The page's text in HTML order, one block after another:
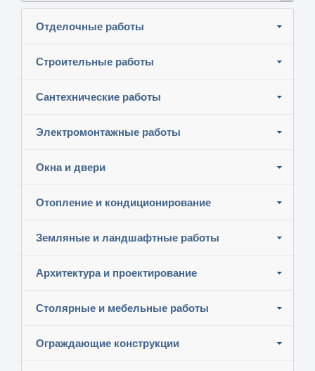
Отделочные работы
Строительные работы
Сантехнические работы
Электромонтажные работы
Окна и двери
Отопление и кондиционирование
Земляные и ландшафтные работы
Архитектура и проектирование
Столярные и мебельные работы
Ограждающие конструкции